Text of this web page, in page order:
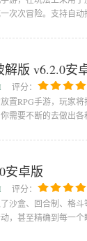
次次冒险。支持自
版 v6.2.0安
评分：
置RPG手游，玩家
需要不断的去做出
安卓版
评分：
沙盒、回合制、格
，甚至精确到每一